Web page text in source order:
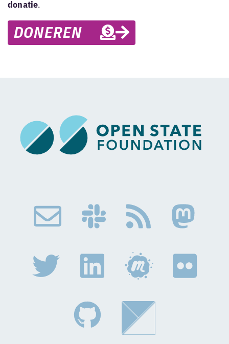
donatie.
DONEREN